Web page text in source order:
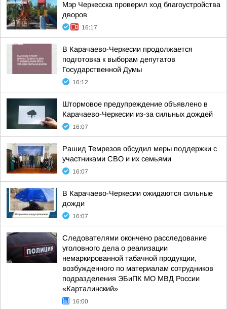
Мэр Черкесска проверил ход благоустройства
дворов
16:17
В Карачаево-Черкесии продолжается
подготовка к выборам депутатов
Государственной Думы
16:12
Штормовое предупреждение объявлено в
Карачаево-Черкесии из-за сильных дождей
16:07
Рашид Темрезов обсудил меры поддержки с
участниками СВО и их семьями
16:07
В Карачаево-Черкесии ожидаются сильные
дожди
16:07
Следователями окончено расследование
уголовного дела о реализации
немаркированной табачной продукции,
возбужденного по материалам сотрудников
подразделения ЭБиПК МО МВД России
«Карталинский»
16:00